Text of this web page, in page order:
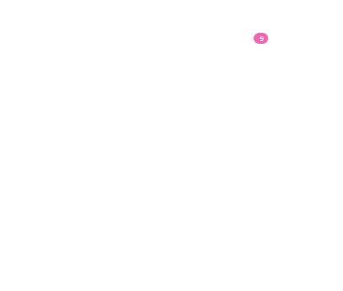
9